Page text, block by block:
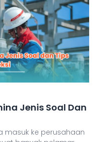
Jenis Soal Dan
masuk ke perusahaan